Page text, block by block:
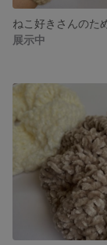
展示中